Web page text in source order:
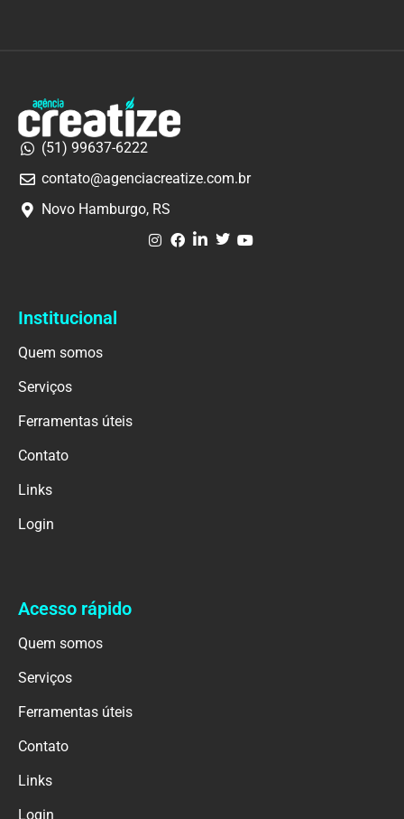
(51) 99637-6222
contato@agenciacreatize.com.br
Novo Hamburgo, RS
Institucional
Quem somos
Serviços
Ferramentas úteis
Contato
Links
Login
Acesso rápido
Quem somos
Serviços
Ferramentas úteis
Contato
Links
Login